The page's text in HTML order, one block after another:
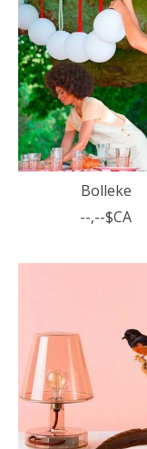
Bolleke
--,--$CA